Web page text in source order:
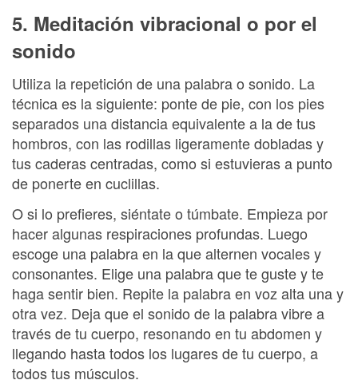
5. Meditación vibracional o por el
sonido
Utiliza la repetición de una palabra o sonido. La
técnica es la siguiente: ponte de pie, con los pies
separados una distancia equivalente a la de tus
hombros, con las rodillas ligeramente dobladas y
tus caderas centradas, como si estuvieras a punto
de ponerte en cuclillas.
O si lo prefieres, siéntate o túmbate. Empieza por
hacer algunas respiraciones profundas. Luego
escoge una palabra en la que alternen vocales y
consonantes. Elige una palabra que te guste y te
haga sentir bien. Repite la palabra en voz alta una y
otra vez. Deja que el sonido de la palabra vibre a
través de tu cuerpo, resonando en tu abdomen y
llegando hasta todos los lugares de tu cuerpo, a
todos tus músculos.